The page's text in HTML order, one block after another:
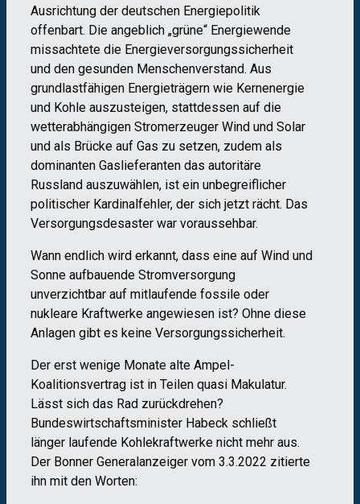
Ausrichtung der deutschen Energiepolitik
offenbart. Die angeblich „grüne“ Energiewende
missachtete die Energieversorgungssicherheit
und den gesunden Menschenverstand. Aus
grundlastfähigen Energieträgern wie Kernenergie
und Kohle auszusteigen, stattdessen auf die
wetterabhängigen Stromerzeuger Wind und Solar
und als Brücke auf Gas zu setzen, zudem als
dominanten Gaslieferanten das autoritäre
Russland auszuwählen, ist ein unbegreiflicher
politischer Kardinalfehler, der sich jetzt rächt. Das
Versorgungsdesaster war voraussehbar.
Wann endlich wird erkannt, dass eine auf Wind und
Sonne aufbauende Stromversorgung
unverzichtbar auf mitlaufende fossile oder
nukleare Kraftwerke angewiesen ist? Ohne diese
Anlagen gibt es keine Versorgungssicherheit.
Der erst wenige Monate alte Ampel-
Koalitionsvertrag ist in Teilen quasi Makulatur.
Lässt sich das Rad zurückdrehen?
Bundeswirtschaftsminister Habeck schließt
länger laufende Kohlekraftwerke nicht mehr aus.
Der Bonner Generalanzeiger vom 3.3.2022 zitierte
ihn mit den Worten: